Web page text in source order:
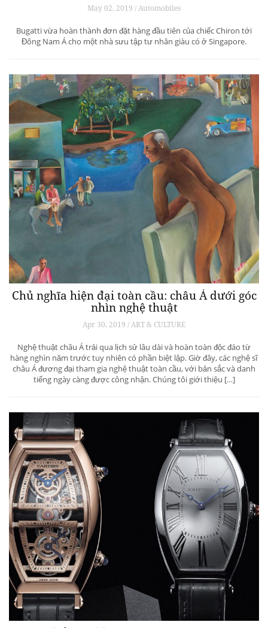
May 02, 2019 / Automobiles
Bugatti vừa hoàn thành đơn đặt hàng đầu tiên của chiếc Chiron tới
Đông Nam Á cho một nhà sưu tập tư nhân giàu có ở Singapore.
Chủ nghĩa hiện đại toàn cầu: châu Á dưới góc
nhìn nghệ thuật
Apr 30, 2019 / ART & CULTURE
Nghệ thuật châu Á trải qua lịch sử lâu dài và hoàn toàn độc đáo từ
hàng nghìn năm trước tuy nhiên có phần biệt lập. Giờ đây, các nghệ sĩ
châu Á đương đại tham gia nghệ thuật toàn cầu, với bản sắc và danh
tiếng ngày càng được công nhận. Chúng tôi giới thiệu […]